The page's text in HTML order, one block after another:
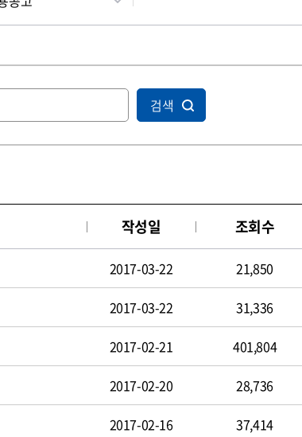
검색
작성일 조회수
2017-03-22 21,850
2017-03-22 31,336
2017-02-21 401,804
2017-02-20 28,736
2017-02-16 37,414